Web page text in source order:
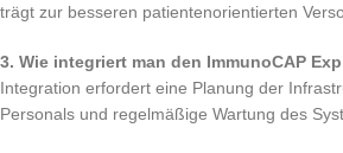
trägt zur besseren patientenorientierten
3. Wie integriert man den ImmunoCAP
Integration erfordert eine Planung der
Personals und regelmäßige Wartung des